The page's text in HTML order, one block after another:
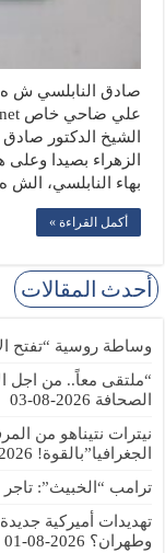
صادق النابلسي ش ه
الشيخ الدكتور
الزهراء بصيدا
بهاء النابلسي،
أكمل القراءة »
أحدث المقالات
وساطة روسية “تفتح
“ملتقى معاً.. من اجل
الصحافة 2026-08-03
نيترات نتيناهو من
الجغرافيا”بالقوة! 08-03
ترامب “الخبيث”:
تهديدات أميركية
وطهران؟ 2026-08-01